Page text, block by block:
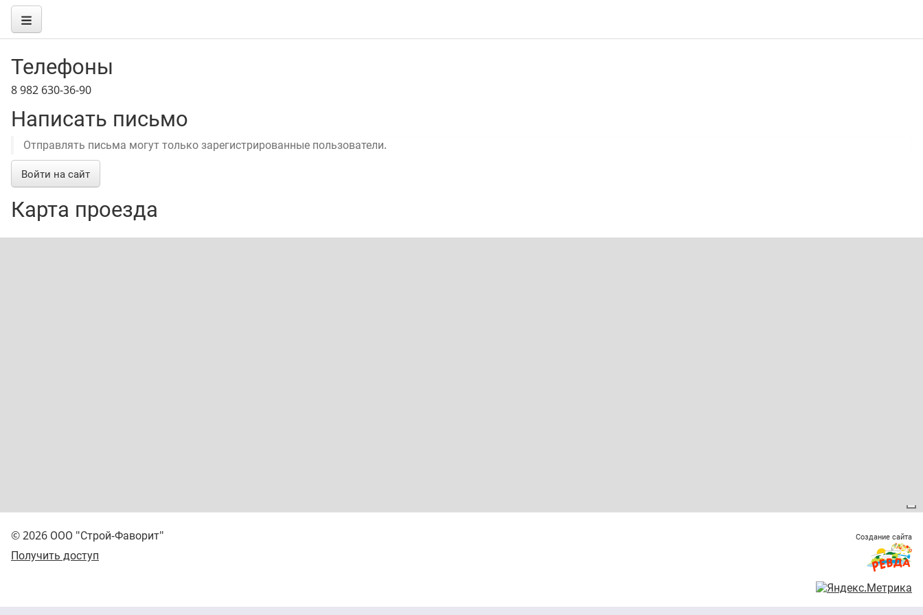
Телефоны
8 982 630-36-90
Написать письмо
Отправлять письма могут только зарегистрированные пользователи.
Войти на сайт
Карта проезда
© 2026 ООО "Строй-Фаворит"
Получить доступ
Создание сайта